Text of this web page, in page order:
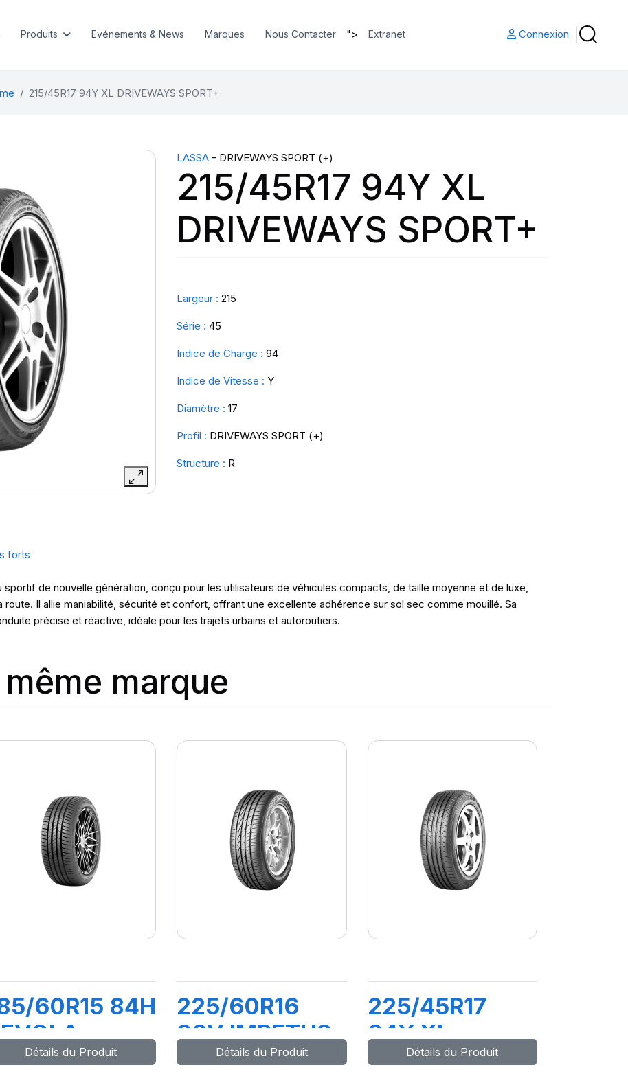
Produits Evénements & News Marques Nous Contacter "> Extranet Connexion
215/45R17 94Y XL DRIVEWAYS SPORT+
LASSA - DRIVEWAYS SPORT (+)
215/45R17 94Y XL
DRIVEWAYS SPORT+
Largeur : 215
Série : 45
Indice de Charge : 94
Indice de Vitesse : Y
Diamètre : 17
Profil : DRIVEWAYS SPORT (+)
Structure : R
forts
de nouvelle génération, conçu pour les utilisateurs de véhicules compacts, de taille moyenne et de luxe,
Il allie maniabilité, sécurité et confort, offrant une excellente adhérence sur sol sec comme mouillé. Sa
précise et réactive, idéale pour les trajets urbains et autoroutiers.
marque
60R15 84H
Détails du Produit
225/60R16
98V IMPETUS
REVODétails du Produit
225/45R17
94Y XL
DRIVEWAYS
Détails du Produit